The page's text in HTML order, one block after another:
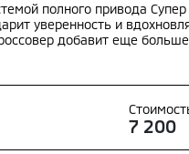
полного привода
уверенность и
добавит еще
7 200